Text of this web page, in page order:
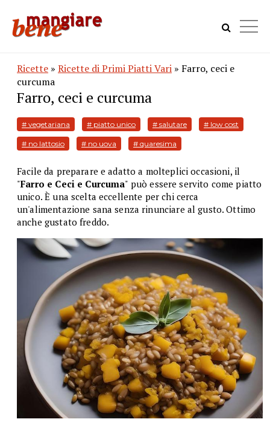
Ricette » Ricette di Primi Piatti Vari » Farro, ceci e
curcuma
Farro, ceci e curcuma
# vegetariana # piatto unico # salutare # low cost
# no lattosio # no uova # quaresima
Facile da preparare e adatto a molteplici occasioni, il
"Farro e Ceci e Curcuma" può essere servito come piatto
unico. È una scelta eccellente per chi cerca
un'alimentazione sana senza rinunciare al gusto. Ottimo
anche gustato freddo.